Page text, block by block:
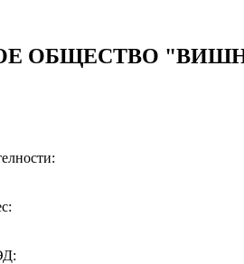
ОБЩЕСТВО